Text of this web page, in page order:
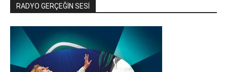
RADYO GERÇEĞİN SESİ